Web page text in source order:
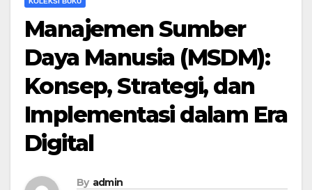
Manajemen Sumber
Daya Manusia (MSDM):
Konsep, Strategi, dan
Implementasi dalam Era
Digital
By admin